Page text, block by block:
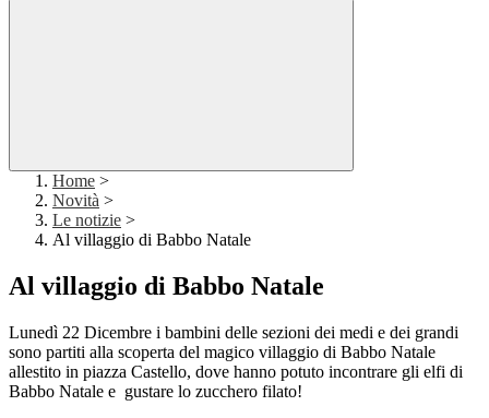
Home >
Novità >
Le notizie >
Al villaggio di Babbo Natale
Al villaggio di Babbo Natale
Lunedì 22 Dicembre i bambini delle sezioni dei medi e dei grandi
sono partiti alla scoperta del magico villaggio di Babbo Natale
allestito in piazza Castello, dove hanno potuto incontrare gli elfi di
Babbo Natale e gustare lo zucchero filato!